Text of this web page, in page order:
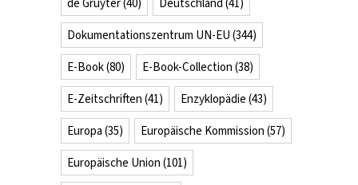
Dokumentationszentrum UN-EU (344)
E-Book(80) E-Book-Collection (38)
E-Zeitschriften (41) Enzyklopädie (43)
Europa (35) Europäische Kommission (57)
Europäische Union (101)